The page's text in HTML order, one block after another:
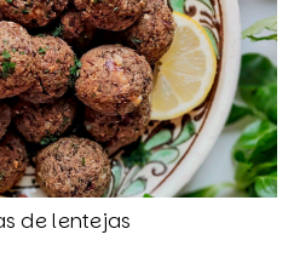
de lentejas